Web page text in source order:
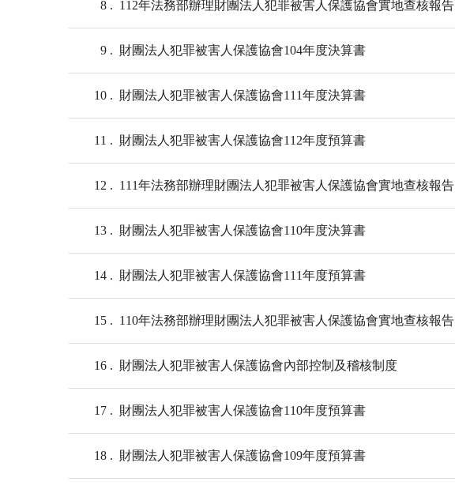
8 112年法務部辦理財團法人犯罪被害人保護協會實地查核報告
9 財團法人犯罪被害人保護協會104年度決算書
10 財團法人犯罪被害人保護協會111年度決算書
11 財團法人犯罪被害人保護協會112年度預算書
12 111年法務部辦理財團法人犯罪被害人保護協會實地查核報告
13 財團法人犯罪被害人保護協會110年度決算書
14 財團法人犯罪被害人保護協會111年度預算書
15 110年法務部辦理財團法人犯罪被害人保護協會實地查核報告
16 財團法人犯罪被害人保護協會內部控制及稽核制度
17 財團法人犯罪被害人保護協會110年度預算書
18 財團法人犯罪被害人保護協會109年度預算書